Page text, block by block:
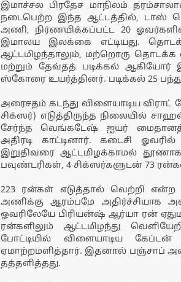
இமாச்சல பிரதேச மாநிலம்
நடைபெற்ற இந்த ஆட்டத்தில், டாஸ்
அணி, நிர்ணயிக்கப்பட்ட 20
இமாலய இலக்கை எட்டியது.
ஆட்டமிழந்தாலும், மற்றொரு தொடக்க
மற்றும் தேவ்தத் படிக்கல் ஆகியோர்
ஸ்கோரை உயர்த்தினர். படிக்கல் 25
அரைசதம் கடந்து விளையாடிய விராட்
சிக்ஸர்) எடுத்திருந்த நிலையில்
சேர்ந்த வெங்கடேஷ் ஐயர்
அதிரடி காட்டினார். கடைசி
இறுதிவரை ஆட்டமிழக்காமல்
பவுண்டரிகள், 4 சிக்ஸர்களுடன் 73
223 ரன்கள் எடுத்தால் வெற்றி
அணிக்கு ஆரம்பமே அதிர்ச்சியாக
ஓவரிலேயே பிரியன்ஷ் ஆர்யா ரன்
ரன்களிலும் ஆட்டமிழந்து
போட்டியில் விளையாடிய
ஏமாற்றமளித்தார். இதனால் பஞ்சாப்
தத்தளித்தது.